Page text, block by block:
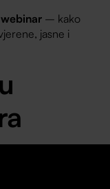
webinar – kako
jasne i